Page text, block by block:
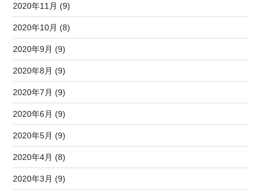
2020年11月 (9)
2020年10月 (8)
2020年9月 (9)
2020年8月 (9)
2020年7月 (9)
2020年6月 (9)
2020年5月 (9)
2020年4月 (8)
2020年3月 (9)